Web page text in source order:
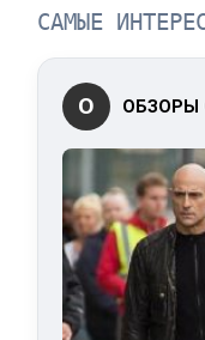
САМЫЕ
О ОБЗОРЫ